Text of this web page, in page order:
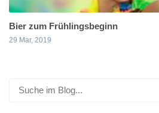
Bier zum Frühlingsbeginn
29 Mar, 2019